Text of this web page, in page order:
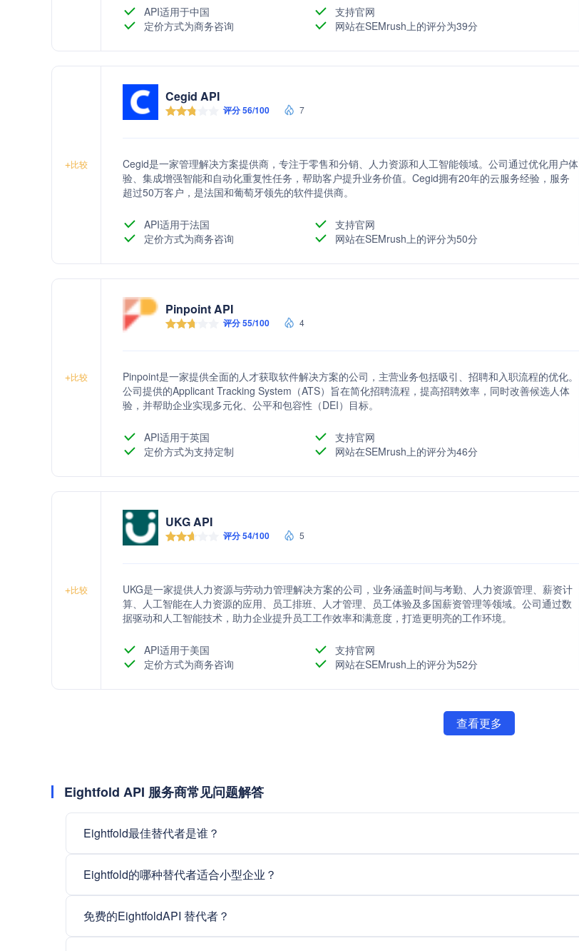
客户信赖。
API适用于中国
支持官网
定价方式为商务咨询
网站在SEMrush上的评分为39分
+比较
Cegid API
评分 56/100 7
Cegid是一家管理解决方案提供商，专注于零售和分销、人力资源和人工智能领域。公司通过优化用户体
验、集成增强智能和自动化重复性任务，帮助客户提升业务价值。Cegid拥有20年的云服务经验，服务
超过50万客户，是法国和葡萄牙领先的软件提供商。
API适用于法国
支持官网
定价方式为商务咨询
网站在SEMrush上的评分为50分
+比较
Pinpoint API
评分 55/100 4
Pinpoint是一家提供全面的人才获取软件解决方案的公司，主营业务包括吸引、招聘和入职流程的优化。
公司提供的Applicant Tracking System（ATS）旨在简化招聘流程，提高招聘效率，同时改善候选人体
验，并帮助企业实现多元化、公平和包容性（DEI）目标。
API适用于英国
支持官网
定价方式为支持定制
网站在SEMrush上的评分为46分
+比较
UKG API
评分 54/100 5
UKG是一家提供人力资源与劳动力管理解决方案的公司，业务涵盖时间与考勤、人力资源管理、薪资计
算、人工智能在人力资源的应用、员工排班、人才管理、员工体验及多国薪资管理等领域。公司通过数
据驱动和人工智能技术，助力企业提升员工工作效率和满意度，打造更明亮的工作环境。
API适用于美国
支持官网
定价方式为商务咨询
网站在SEMrush上的评分为52分
查看更多
Eightfold API 服务商常见问题解答
Eightfold最佳替代者是谁？
Eightfold的哪种替代者适合小型企业？
免费的EightfoldAPI 替代者？